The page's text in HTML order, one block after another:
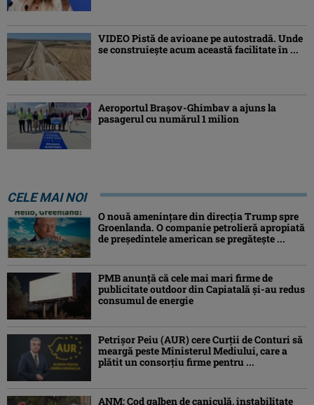
VIDEO Pistă de avioane pe autostradă. Unde
se construiește acum această facilitate în ...
Aeroportul Brașov-Ghimbav a ajuns la
pasagerul cu numărul 1 milion
CELE MAI NOI
O nouă amenințare din direcția Trump spre
Groenlanda. O companie petrolieră apropiată
de președintele american se pregătește ...
PMB anunță că cele mai mari firme de
publicitate outdoor din Capiatală și-au redus
consumul de energie
Petrişor Peiu (AUR) cere Curții de Conturi să
meargă peste Ministerul Mediului, care a
plătit un consorţiu firme pentru ...
ANM: Cod galben de caniculă, instabilitate